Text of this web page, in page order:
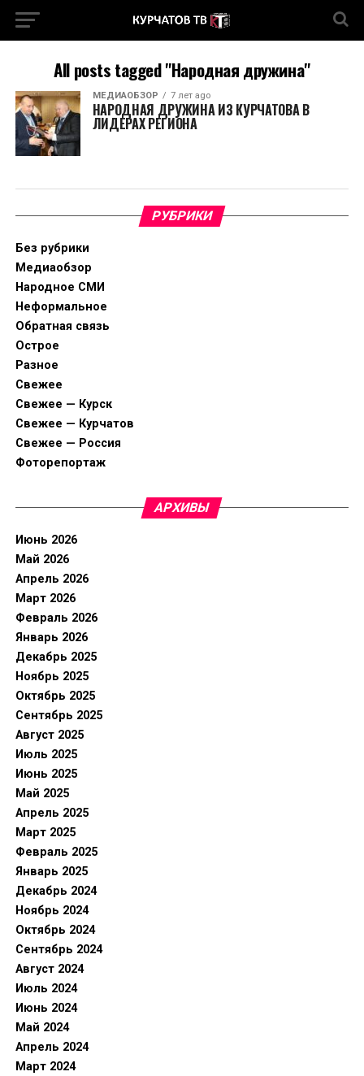
All posts tagged "Народная дружина"
МЕДИАОБЗОР 7 лет ago
НАРОДНАЯ ДРУЖИНА ИЗ КУРЧАТОВА В
ЛИДЕРАХ РЕГИОНА
РУБРИКИ
Без рубрики
Медиаобзор
Народное СМИ
Неформальное
Обратная связь
Острое
Разное
Свежее
Свежее — Курск
Свежее — Курчатов
Свежее — Россия
Фоторепортаж
АРХИВЫ
Июнь 2026
Май 2026
Апрель 2026
Март 2026
Февраль 2026
Январь 2026
Декабрь 2025
Ноябрь 2025
Октябрь 2025
Сентябрь 2025
Август 2025
Июль 2025
Июнь 2025
Май 2025
Апрель 2025
Март 2025
Февраль 2025
Январь 2025
Декабрь 2024
Ноябрь 2024
Октябрь 2024
Сентябрь 2024
Август 2024
Июль 2024
Июнь 2024
Май 2024
Апрель 2024
Март 2024